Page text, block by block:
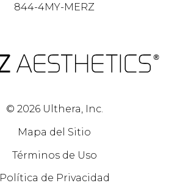
844-4MY-MERZ
© 2026 Ulthera, Inc.
Mapa del Sitio
Términos de Uso
Política de Privacidad